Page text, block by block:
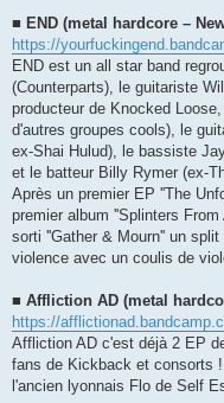
■ END (metal hardcore –
https://
END est un all star band
(Counterparts), le guitariste
producteur de Knocked
d'autres groupes cools), le
ex-Shai Hulud), le bassiste
et le batteur Billy Rymer (ex-
Après un premier EP ''The
premier album ''Splinters
sorti ''Gather & Mourn'' un
violence avec un coulis de
■ Affliction AD (metal
https://
Affliction AD c'est déjà 2 EP
fans de Kickback et consorts
l'ancien lyonnais Flo de Self